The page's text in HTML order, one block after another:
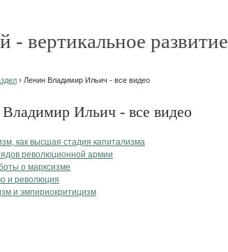
- вертикальное развитие
› Ленин Владимир Ильич - все видео
Ильич - все видео
как высшая стадия капитализма
революционной армии
о марксизме
и революция
и эмпириокритицизм